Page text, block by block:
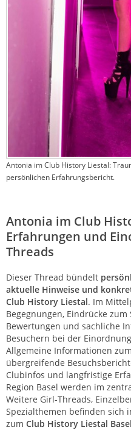
Antonia im Club History Liestal:
persönlichen Erfahrungsbericht.
Antonia im Club
Erfahrungen und
Threads
Dieser Thread bündelt
aktuelle Hinweise und
Club History Liestal. Im
Begegnungen, Eindrücke zum
Bewertungen und sachliche
Besuchern bei der
Allgemeine Informationen zum
übergreifende
Clubinfos und langfristige
Region Basel werden im
Weitere Girl-Threads,
Spezialthemen befinden sich
zum Club History Liestal Basel